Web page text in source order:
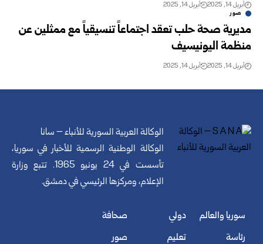
أبريل 14, 2025 أبريل 14, 2025
صور
مديرية صحة حلب تعقد اجتماعاً تنسيقياً مع ممثلين عن
منظمة اليونيسيف
أبريل 14, 2025 أبريل 14, 2025
الوكالة العربية السورية للأنباء – سانا
الوكالة الوطنية الرسمية للأخبار في سوريا،
تأسست في 24 يونيو 1965. تتبع وزارة
الإعلام، ومركزها الرئيسي في دمشق.
سوريا والعالم
رئاسة
دولي
تعليم
صحافة
صور